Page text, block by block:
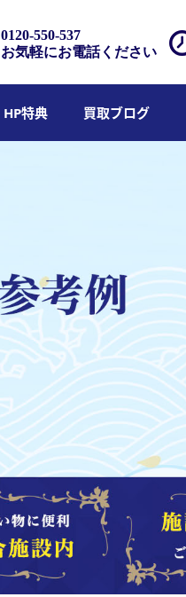
0120-550-537
お気軽にお電話ください
HP特典 買取ブログ